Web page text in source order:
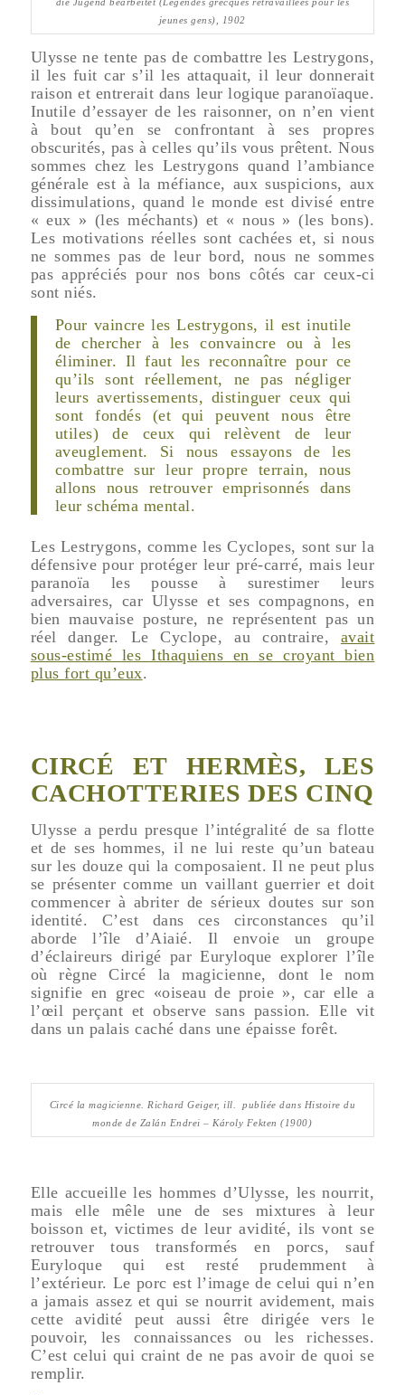
jeunes gens), 1902
Ulysse ne tente pas de combattre les Lestrygons,
il les fuit car s’il les attaquait, il leur donnerait
raison et entrerait dans leur logique paranoïaque.
Inutile d’essayer de les raisonner, on n’en vient
à bout qu’en se confrontant à ses propres
obscurités, pas à celles qu’ils vous prêtent. Nous
sommes chez les Lestrygons quand l’ambiance
générale est à la méfiance, aux suspicions, aux
dissimulations, quand le monde est divisé entre
« eux » (les méchants) et « nous » (les bons).
Les motivations réelles sont cachées et, si nous
ne sommes pas de leur bord, nous ne sommes
pas appréciés pour nos bons côtés car ceux-ci
sont niés.
Pour vaincre les Lestrygons, il est inutile
de chercher à les convaincre ou à les
éliminer. Il faut les reconnaître pour ce
qu’ils sont réellement, ne pas négliger
leurs avertissements, distinguer ceux qui
sont fondés (et qui peuvent nous être
utiles) de ceux qui relèvent de leur
aveuglement. Si nous essayons de les
combattre sur leur propre terrain, nous
allons nous retrouver emprisonnés dans
leur schéma mental.
Les Lestrygons, comme les Cyclopes, sont sur la
défensive pour protéger leur pré-carré, mais leur
paranoïa les pousse à surestimer leurs
adversaires, car Ulysse et ses compagnons, en
bien mauvaise posture, ne représentent pas un
réel danger. Le Cyclope, au contraire, avait
sous-estimé les Ithaquiens en se croyant bien
plus fort qu’eux.
CIRCÉ ET HERMÈS, LES
CACHOTTERIES DES CINQ
Ulysse a perdu presque l’intégralité de sa flotte
et de ses hommes, il ne lui reste qu’un bateau
sur les douze qui la composaient. Il ne peut plus
se présenter comme un vaillant guerrier et doit
commencer à abriter de sérieux doutes sur son
identité. C’est dans ces circonstances qu’il
aborde l’île d’Aiaié. Il envoie un groupe
d’éclaireurs dirigé par Euryloque explorer l’île
où règne Circé la magicienne, dont le nom
signifie en grec «oiseau de proie », car elle a
l’œil perçant et observe sans passion. Elle vit
dans un palais caché dans une épaisse forêt.
Circé la magicienne. Richard Geiger, ill. publiée dans Histoire du
monde de Zalán Endrei – Károly Fekten (1900)
Elle accueille les hommes d’Ulysse, les nourrit,
mais elle mêle une de ses mixtures à leur
boisson et, victimes de leur avidité, ils vont se
retrouver tous transformés en porcs, sauf
Euryloque qui est resté prudemment à
l’extérieur. Le porc est l’image de celui qui n’en
a jamais assez et qui se nourrit avidement, mais
cette avidité peut aussi être dirigée vers le
pouvoir, les connaissances ou les richesses.
C’est celui qui craint de ne pas avoir de quoi se
remplir.